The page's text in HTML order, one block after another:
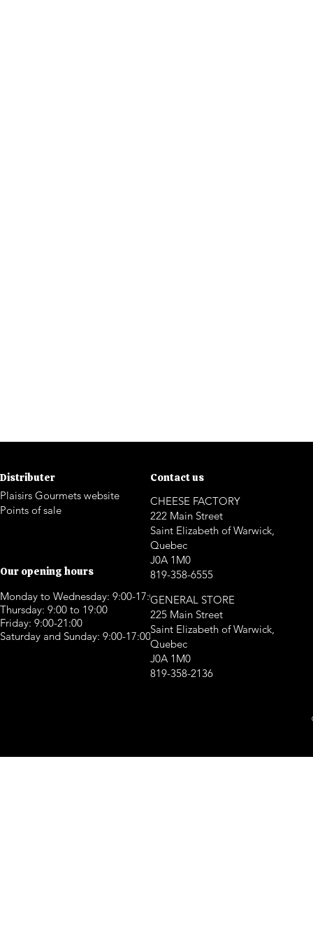
Distributer
Plaisirs Gourmets website
Points of sale
Our opening hours
Monday to Wednesday: 9:00-17:00
Thursday: 9:00 to 19:00
Friday: 9:00-21:00
Saturday and Sunday: 9:00-17:00
Contact us
CHEESE FACTORY
222 Main Street
Saint Elizabeth of Warwick,
Quebec
J0A 1M0
819-358-6555
GENERAL STORE
225 Main Street
Saint Elizabeth of Warwick,
Quebec
J0A 1M0
819-358-2136